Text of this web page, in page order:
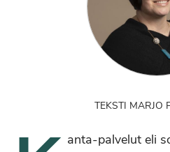
TEKSTI MARJO
anta-palvelut eli